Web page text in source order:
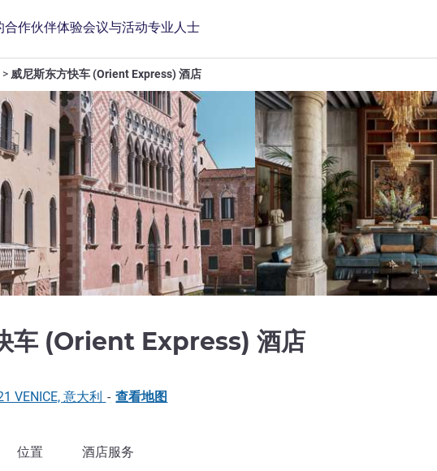
合作伙伴体验会议与活动专业人士
威尼斯东方快车 (Orient Express) 酒店
车 (Orient Express) 酒店
VENICE, 意大利 - 查看地图
位置 酒店服务